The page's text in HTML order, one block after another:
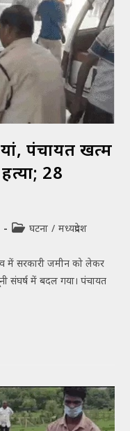
पंचायत खत्म
28
घटना / मध्यप्रदेश
में सरकारी जमीन को लेकर
संघर्ष में बदल गया। पंचायत